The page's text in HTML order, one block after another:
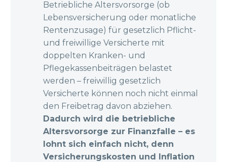
Betriebliche Altersvorsorge (ob
Lebensversicherung oder monatliche
Rentenzusage) für gesetzlich Pflicht-
und freiwillige Versicherte mit
doppelten Kranken- und
Pflegekassenbeiträgen belastet
werden – freiwillig gesetzlich
Versicherte können noch nicht einmal
den Freibetrag davon abziehen.
Dadurch wird die betriebliche
Altersvorsorge zur Finanzfalle – es
lohnt sich einfach nicht, denn
Versicherungskosten und Inflation